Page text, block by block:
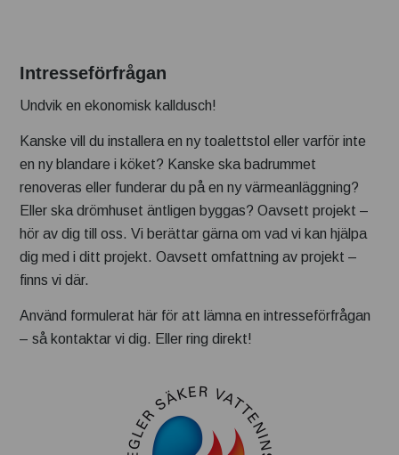
Intresseförfrågan
Undvik en ekonomisk kalldusch!
Kanske vill du installera en ny toalettstol eller varför inte
en ny blandare i köket? Kanske ska badrummet
renoveras eller funderar du på en ny värmeanläggning?
Eller ska drömhuset äntligen byggas? Oavsett projekt –
hör av dig till oss. Vi berättar gärna om vad vi kan hjälpa
dig med i ditt projekt. Oavsett omfattning av projekt –
finns vi där.
Använd formulerat här för att lämna en intresseförfrågan
– så kontaktar vi dig. Eller ring direkt!